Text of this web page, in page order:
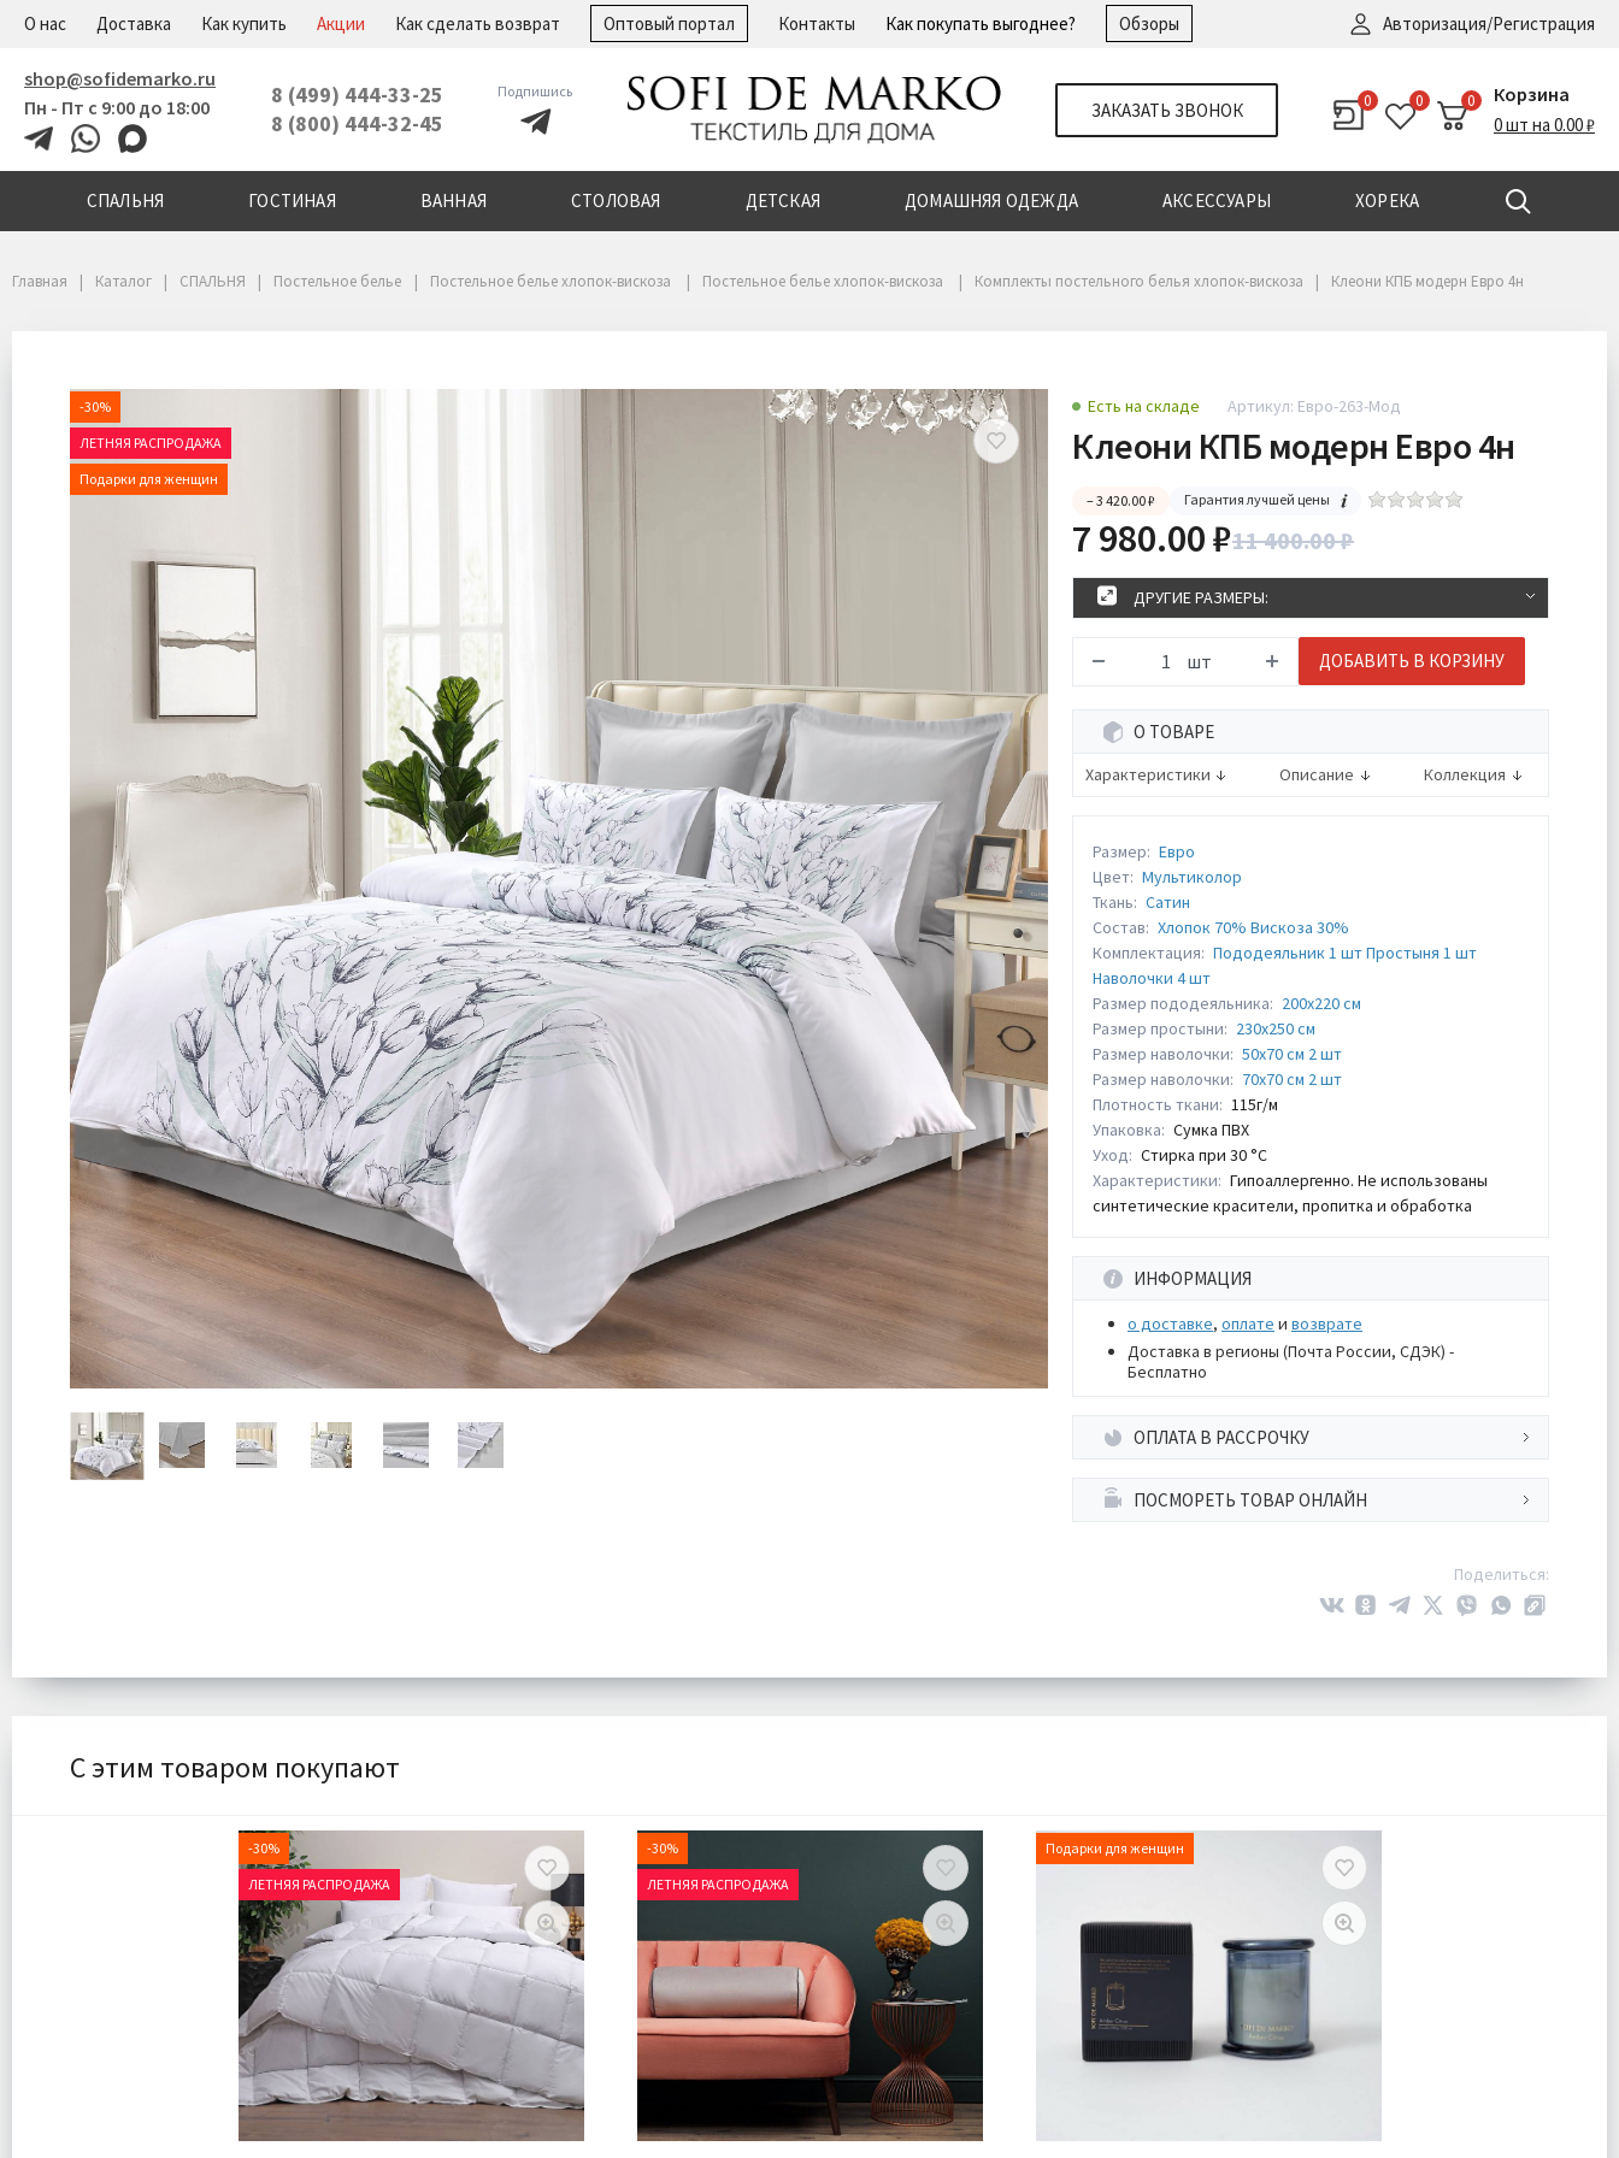
О нас Доставка Как купить Акции Как сделать возврат Оптовый портал Контакты Как покупать выгоднее? Обзоры Авторизация/Регистрация
shop@sofidemarko.ru
Пн - Пт с 9:00 до 18:00
8 (499) 444-33-25
8 (800) 444-32-45
Подпишись
ЗАКАЗАТЬ ЗВОНОК 0 0 0 Корзина
0 шт на 0.00 ₽
СПАЛЬНЯ ГОСТИНАЯ ВАННАЯ СТОЛОВАЯ ДЕТСКАЯ ДОМАШНЯЯ ОДЕЖДА АКСЕССУАРЫ ХОРЕКА
Регистрация
Главная Каталог СПАЛЬНЯ Постельное белье Постельное белье хлопок-вискоза Постельное белье хлопок-вискоза Комплекты постельного белья хлопок-вискоза Клеони КПБ модерн Евро 4н
-30%
ЛЕТНЯЯ РАСПРОДАЖА
Подарки для женщин
Есть на складе Артикул: Евро-263-Мод
Клеони КПБ модерн Евро 4н
– 3 420.00 ₽ Гарантия лучшей цены
7 980.00 ₽11 400.00 ₽
ДРУГИЕ РАЗМЕРЫ:
шт ДОБАВИТЬ В КОРЗИНУ
О ТОВАРЕ
Характеристики Описание Коллекция
Размер: Евро
Цвет: Мультиколор
Ткань: Сатин
Состав: Хлопок 70% Вискоза 30%
Комплектация: Пододеяльник 1 шт Простыня 1 шт
Наволочки 4 шт
Размер пододеяльника: 200х220 см
Размер простыни: 230х250 см
Размер наволочки: 50х70 см 2 шт
Размер наволочки: 70х70 см 2 шт
Плотность ткани: 115г/м
Упаковка: Сумка ПВХ
Уход: Стирка при 30 °С
Характеристики: Гипоаллергенно. Не использованы
синтетические красители, пропитка и обработка
ИНФОРМАЦИЯ
о доставке, оплате и возврате
Доставка в регионы (Почта России, СДЭК) -
Бесплатно
ОПЛАТА В РАССРОЧКУ
ПОСМОРЕТЬ ТОВАР ОНЛАЙН
Поделиться:
С этим товаром покупают
-30%
ЛЕТНЯЯ РАСПРОДАЖА
-30%
ЛЕТНЯЯ РАСПРОДАЖА
Подарки для женщин